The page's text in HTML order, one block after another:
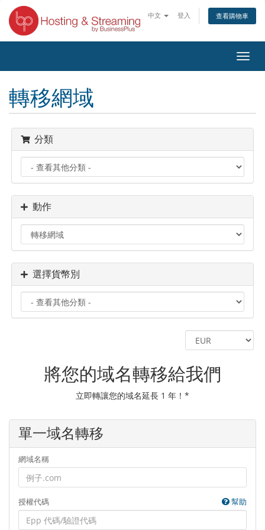
中文 登入 查看購物車
切
換
轉移網域
分類
動作
選擇貨幣別
將您的域名轉移給我們
立即轉讓您的域名延長 1 年！*
單一域名轉移
網域名稱
授權代碼 幫助